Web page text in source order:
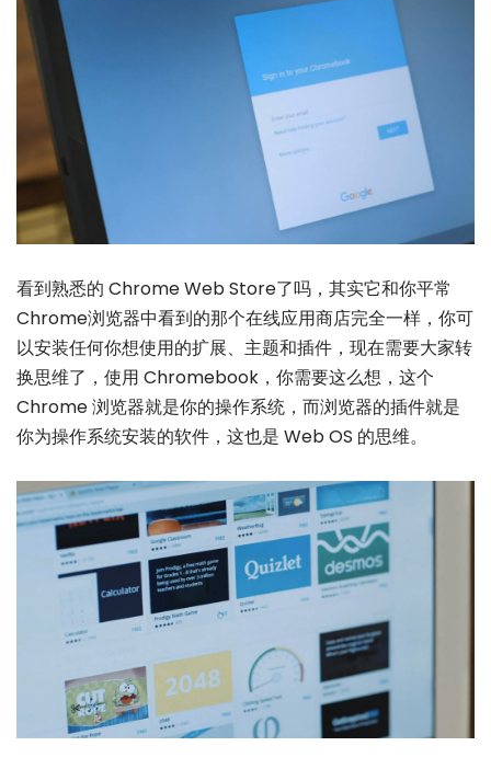
看到熟悉的 Chrome Web Store了吗，其实它和你平常
Chrome浏览器中看到的那个在线应用商店完全一样，你可
以安装任何你想使用的扩展、主题和插件，现在需要大家转
换思维了，使用 Chromebook，你需要这么想，这个
Chrome 浏览器就是你的操作系统，而浏览器的插件就是
你为操作系统安装的软件，这也是 Web OS 的思维。